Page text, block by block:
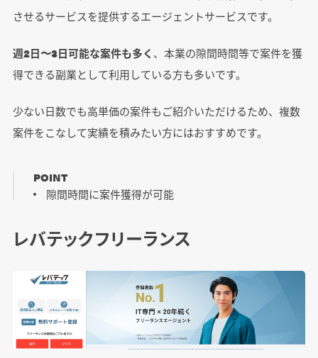
させるサービスを提供するエージェントサービスです。
週2日〜3日可能な案件も多く 、本業の隙間時間等で案件を獲
得できる副業として利用している方も多いです。
少ない日数でも高単価の案件もご紹介いただけるため、複数
案件をこなして実績を積みたい方にはおすすめです。
POINT
隙間時間に案件獲得が可能
レバテックフリーランス